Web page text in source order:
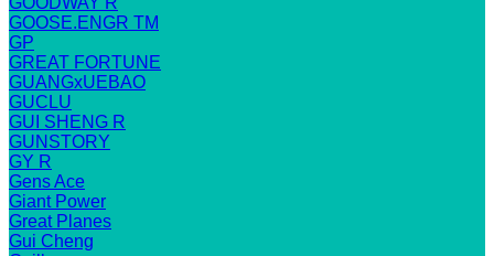
GOOSE.ENGR TM
GP
GREAT FORTUNE
GUANGxUEBAO
GUCLU
GUI SHENG R
GUNSTORY
GY R
Gens Ace
Giant Power
Great Planes
Gui Cheng